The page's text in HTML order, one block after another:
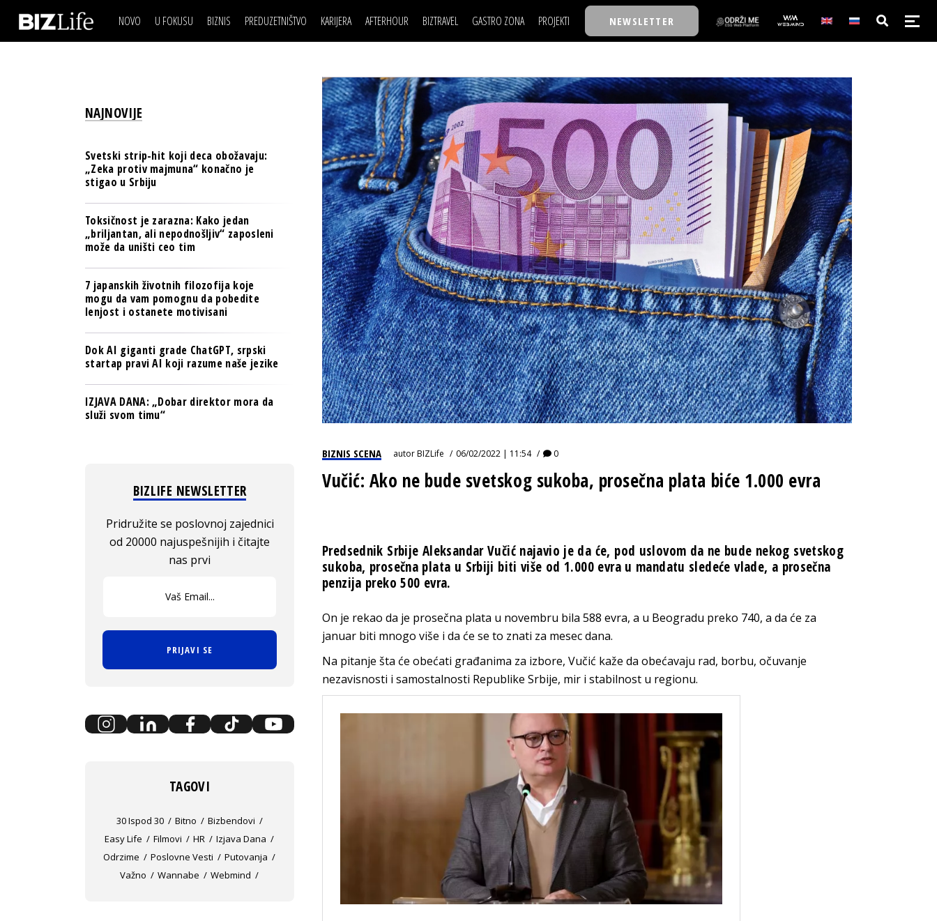
NOVO U FOKUSU BIZNIS
BREND I KOMUNIKACIJE
BANKE
TECH I AI
BIZNIS & SPORT
PULS REGIONA
NOVO NA RAFU
PREDUZETNIŠTVO KARIJERA
LJUDI (HR)
MOJ UGAO
USAVRŠAVANJE
KNOW-HOW
AFTERHOUR
KNJIGE
AUTO SVET
STIL
WELLBEING
BIZTRAVEL GASTRO ZONA PROJEKTI
TASTY TALKS
30 ISPOD 30
BACK TO OFFICE/SCHOOL
BIZBENDOVI
BIZKOLEGIJUM
BMW BIZNIS LIGA
BIZLIFE WEEK
IZJAVA GODINE
NEWSLETTER
IZJAVA DANABIZNIS SCENA
BREND I KOMUNIKACIJE
OSIGURANJE
TECH I AI
PULS REGIONA
POSAO
MOJ UGAO
USAVRŠAVANJE
KNOW-HOW
FILM I SCENA
AUTO SVET
STIL
WELLBEING
NAJKOLEGA
30 ISPOD 30
BACK TO OFFICE/SCHOOL
BIZBENDOVI
BIZKOLEGIJUM
BMW BIZNIS LIGA
BIZLIFE WEEK
IZJAVA GODINE
BIZNIS SCENA autorBIZLife 06/02/2022 | 11:54 0
Vučić: Ako ne bude svetskog sukoba, prosečna plata biće 1.000 evra
Predsednik Srbije Aleksandar Vučić najavio je da će, pod uslovom da ne bude nekog svetskog
sukoba, prosečna plata u Srbiji biti više od 1.000 evra u mandatu sledeće vlade, a prosečna
penzija preko 500 evra.
On je rekao da je prosečna plata u novembru bila 588 evra, a u Beogradu preko 740, a da će za
januar biti mnogo više i da će se to znati za mesec dana.
Na pitanje šta će obećati građanima za izbore, Vučić kaže da obećavaju rad, borbu, očuvanje
nezavisnosti i samostalnosti Republike Srbije, mir i stabilnost u regionu.
NAJNOVIJE
Svetski strip-hit koji deca obožavaju:
„Zeka protiv majmuna“ konačno je
stigao u Srbiju
Toksičnost je zarazna: Kako jedan
„briljantan, ali nepodnošljiv“ zaposleni
može da uništi ceo tim
7 japanskih životnih filozofija koje
mogu da vam pomognu da pobedite
lenjost i ostanete motivisani
Dok AI giganti grade ChatGPT, srpski
startap pravi AI koji razume naše jezike
IZJAVA DANA: „Dobar direktor mora da
služi svom timu“
BIZLIFE NEWSLETTER
Pridružite se poslovnoj zajednici
od 20000 najuspešnijih i čitajte
nas prvi
PRIJAVI SE
TAGOVI
30 Ispod 30 Bitno
Bizbendovi
Easy Life
Filmovi HR
Izjava Dana
Odrzime
Poslovne Vesti
Putovanja
Važno
Wannabe Webmind